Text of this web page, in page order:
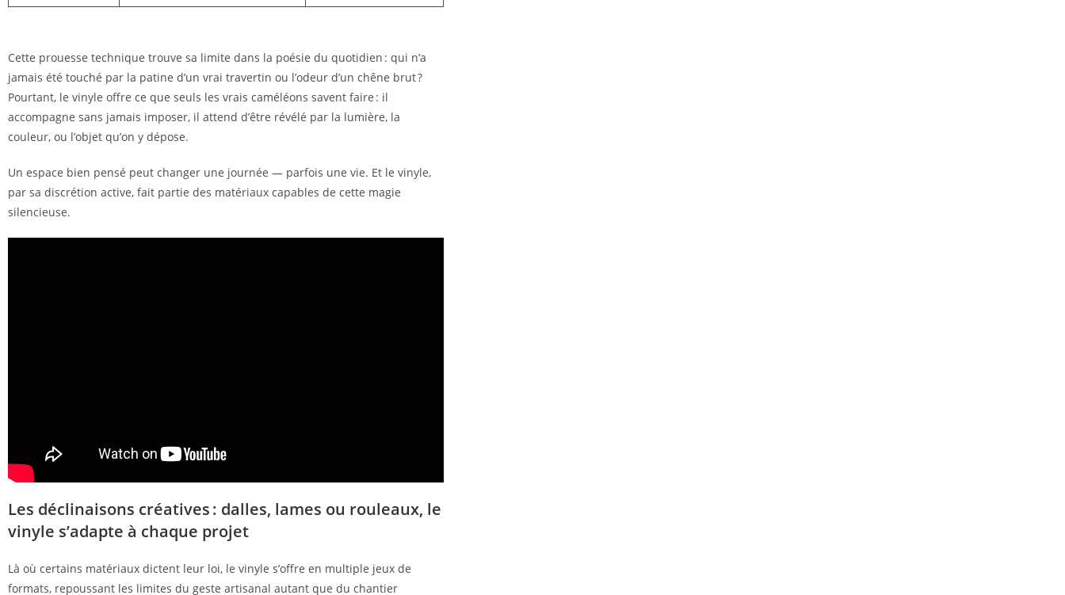
Cette prouesse technique trouve sa limite dans la poésie du quotidien : qui n’a
jamais été touché par la patine d’un vrai travertin ou l’odeur d’un chêne brut ?
Pourtant, le vinyle offre ce que seuls les vrais caméléons savent faire : il
accompagne sans jamais imposer, il attend d’être révélé par la lumière, la
couleur, ou l’objet qu’on y dépose.
Un espace bien pensé peut changer une journée — parfois une vie. Et le vinyle,
par sa discrétion active, fait partie des matériaux capables de cette magie
silencieuse.
Les déclinaisons créatives : dalles, lames ou rouleaux, le
vinyle s’adapte à chaque projet
Là où certains matériaux dictent leur loi, le vinyle s’offre en multiple jeux de
formats, repoussant les limites du geste artisanal autant que du chantier